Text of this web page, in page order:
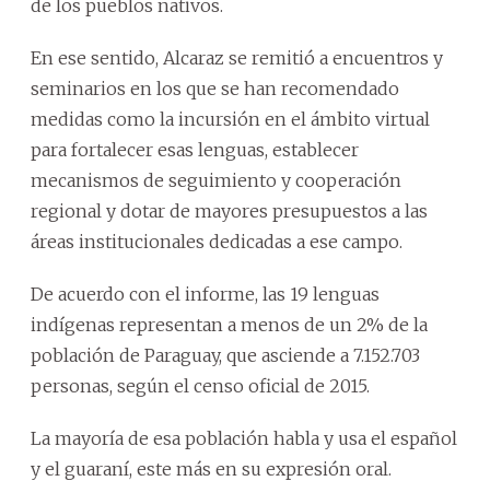
de los pueblos nativos.
En ese sentido, Alcaraz se remitió a encuentros y
seminarios en los que se han recomendado
medidas como la incursión en el ámbito virtual
para fortalecer esas lenguas, establecer
mecanismos de seguimiento y cooperación
regional y dotar de mayores presupuestos a las
áreas institucionales dedicadas a ese campo.
De acuerdo con el informe, las 19 lenguas
indígenas representan a menos de un 2% de la
población de Paraguay, que asciende a 7.152.703
personas, según el censo oficial de 2015.
La mayoría de esa población habla y usa el español
y el guaraní, este más en su expresión oral.